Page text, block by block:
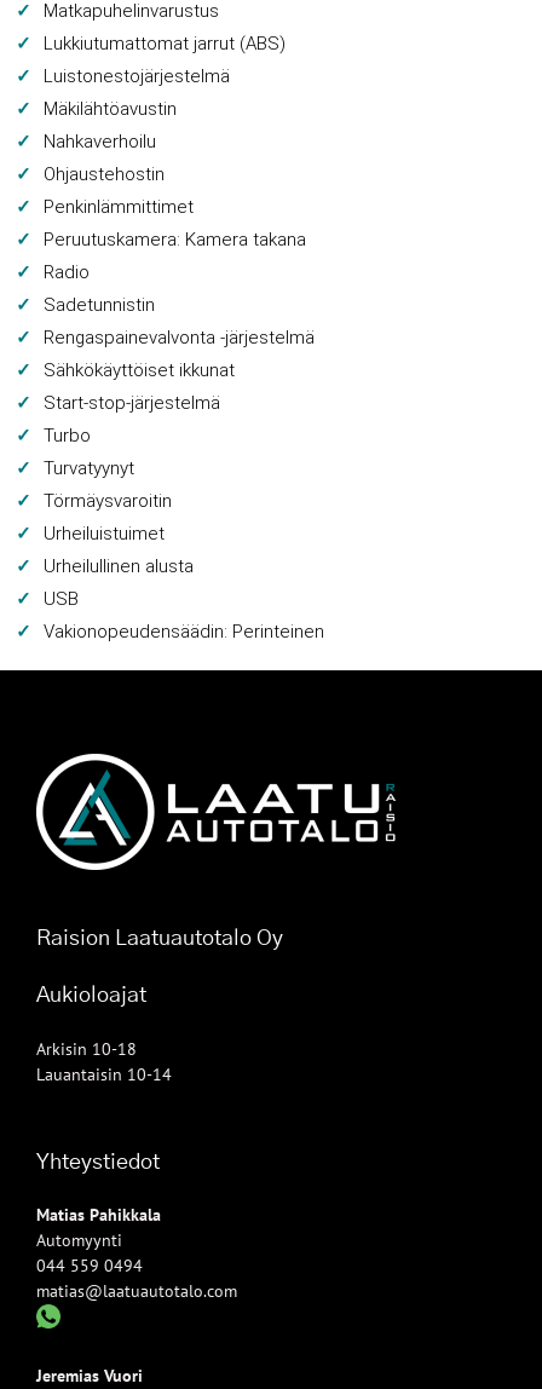
Matkapuhelinvarustus
Lukkiutumattomat jarrut (ABS)
Luistonestojärjestelmä
Mäkilähtöavustin
Nahkaverhoilu
Ohjaustehostin
Penkinlämmittimet
Peruutuskamera: Kamera takana
Radio
Sadetunnistin
Rengaspainevalvonta -järjestelmä
Sähkökäyttöiset ikkunat
Start-stop-järjestelmä
Turbo
Turvatyynyt
Törmäysvaroitin
Urheiluistuimet
Urheilullinen alusta
USB
Vakionopeudensäädin: Perinteinen
Raision Laatuautotalo Oy
Aukioloajat
Arkisin 10-18
Lauantaisin 10-14
Yhteystiedot
Matias Pahikkala
Automyynti
044 559 0494
matias@laatuautotalo.com
Jeremias Vuori